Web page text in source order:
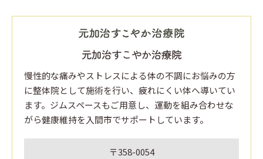
元加治すこやか治療院
慢性的な痛みやストレスによる体の不調にお悩みの方
に整体院として施術を行い、疲れにくい体へ導いてい
ます。ジムスペースもご用意し、運動を組み合わせな
がら健康維持を入間市でサポートしています。
〒358-0054